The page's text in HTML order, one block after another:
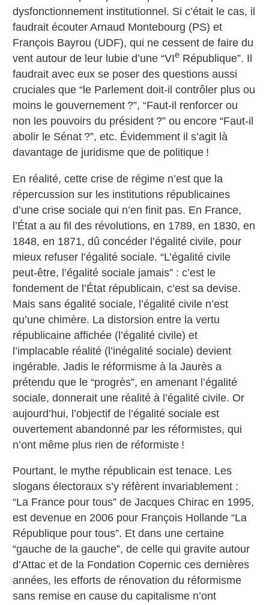
dysfonctionnement institutionnel. Si c’était le cas, il
faudrait écouter Arnaud Montebourg (PS) et
François Bayrou (UDF), qui ne cessent de faire du
vent autour de leur lubie d’une “VIe République”. Il
faudrait avec eux se poser des questions aussi
cruciales que “le Parlement doit-il contrôler plus ou
moins le gouvernement ?”, “Faut-il renforcer ou
non les pouvoirs du président ?” ou encore “Faut-il
abolir le Sénat ?”, etc. Évidemment il s’agit là
davantage de juridisme que de politique !
En réalité, cette crise de régime n’est que la
répercussion sur les institutions républicaines
d’une crise sociale qui n’en finit pas. En France,
l’État a au fil des révolutions, en 1789, en 1830, en
1848, en 1871, dû concéder l’égalité civile, pour
mieux refuser l’égalité sociale. “L’égalité civile
peut-être, l’égalité sociale jamais” : c’est le
fondement de l’État républicain, c’est sa devise.
Mais sans égalité sociale, l’égalité civile n’est
qu’une chimère. La distorsion entre la vertu
républicaine affichée (l’égalité civile) et
l’implacable réalité (l’inégalité sociale) devient
ingérable. Jadis le réformisme à la Jaurès a
prétendu que le “progrès”, en amenant l’égalité
sociale, donnerait une réalité à l’égalité civile. Or
aujourd’hui, l’objectif de l’égalité sociale est
ouvertement abandonné par les réformistes, qui
n’ont même plus rien de réformiste !
Pourtant, le mythe républicain est tenace. Les
slogans électoraux s’y réfèrent invariablement :
“La France pour tous” de Jacques Chirac en 1995,
est devenue en 2006 pour François Hollande “La
République pour tous”. Et dans une certaine
“gauche de la gauche”, de celle qui gravite autour
d’Attac et de la Fondation Copernic ces dernières
années, les efforts de rénovation du réformisme
sans remise en cause du capitalisme n’ont